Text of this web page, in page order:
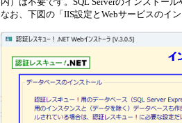
なお、下図の「IIS設定とWebサービスのイン